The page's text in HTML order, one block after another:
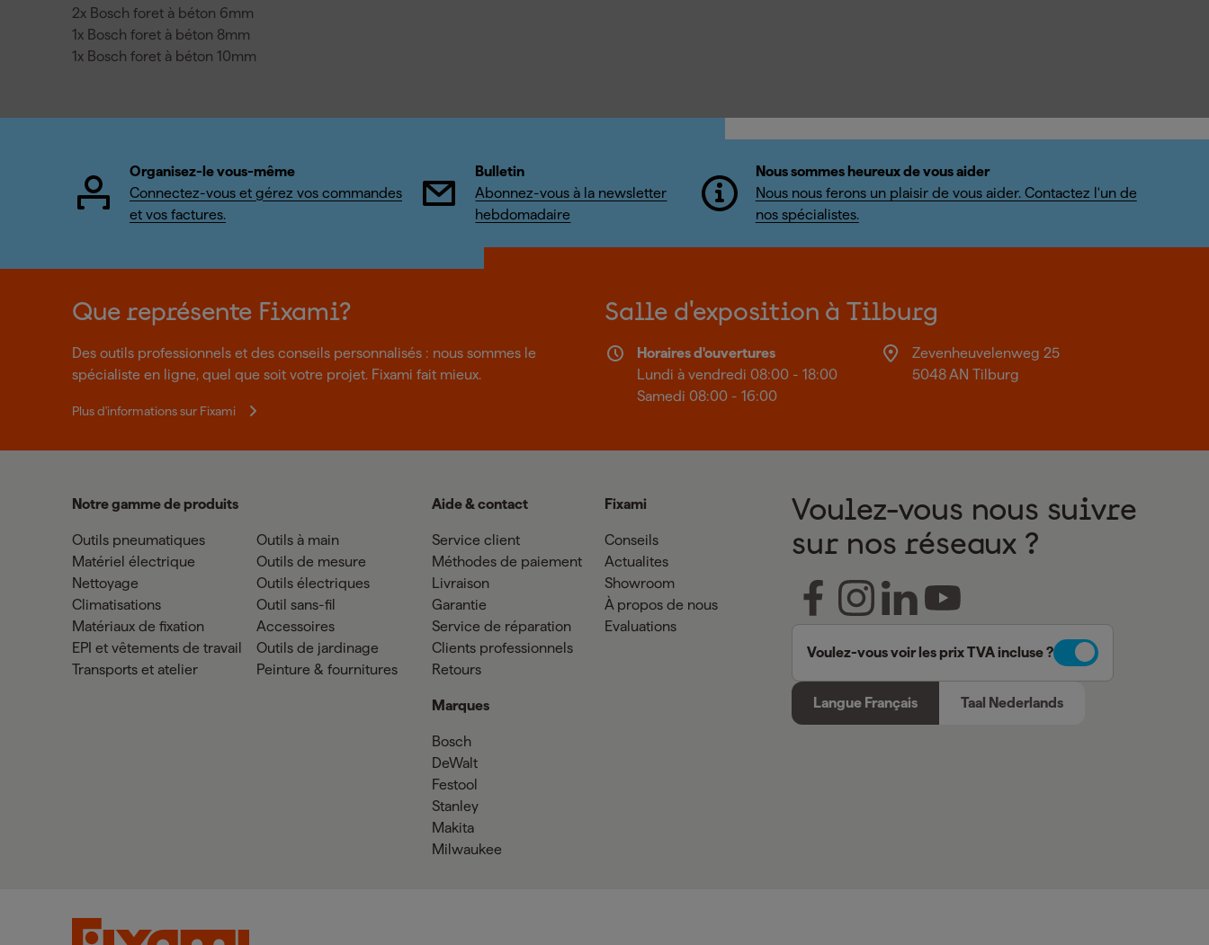
2x Bosch foret à béton 6mm
1x Bosch foret à béton 8mm
1x Bosch foret à béton 10mm
Organisez-le vous-même
Connectez-vous et gérez vos commandes
et vos factures.
Bulletin
Abonnez-vous à la newsletter
hebdomadaire
Nous sommes heureux de vous aider
Nous nous ferons un plaisir de vous aider. Contactez l'un de
nos spécialistes.
Que représente Fixami?
Des outils professionnels et des conseils personnalisés : nous sommes le
spécialiste en ligne, quel que soit votre projet. Fixami fait mieux.
Plus d'informations sur Fixami
Salle d'exposition à Tilburg
Horaires d'ouvertures
Lundi à vendredi 08:00 - 18:00
Samedi 08:00 - 16:00
Zevenheuvelenweg 25
5048 AN Tilburg
Notre gamme de produits
Outils pneumatiques
Matériel électrique
Nettoyage
Climatisations
Matériaux de fixation
EPI et vêtements de travail
Transports et atelier
Outils à main
Outils de mesure
Outils électriques
Outil sans-fil
Accessoires
Outils de jardinage
Peinture & fournitures
Aide & contact
Service client
Méthodes de paiement
Livraison
Garantie
Service de réparation
Clients professionnels
Retours
Marques
Bosch
DeWalt
Festool
Stanley
Makita
Milwaukee
Fixami
Conseils
Actualites
Showroom
À propos de nous
Evaluations
Voulez-vous nous suivre
sur nos réseaux ?
Voulez-vous voir les prix TVA incluse ?
Langue Français Taal Nederlands